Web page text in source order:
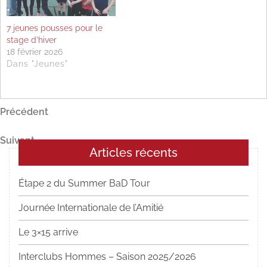
7 jeunes pousses pour le
stage d’hiver
18 février 2026
Dans "Jeunes"
Navigation
de
l’article
Article
Précédent
Article
suivant
Suivant
Articles récents
Étape 2 du Summer BaD Tour
Journée Internationale de l’Amitié
Le 3×15 arrive
Interclubs Hommes – Saison 2025/2026